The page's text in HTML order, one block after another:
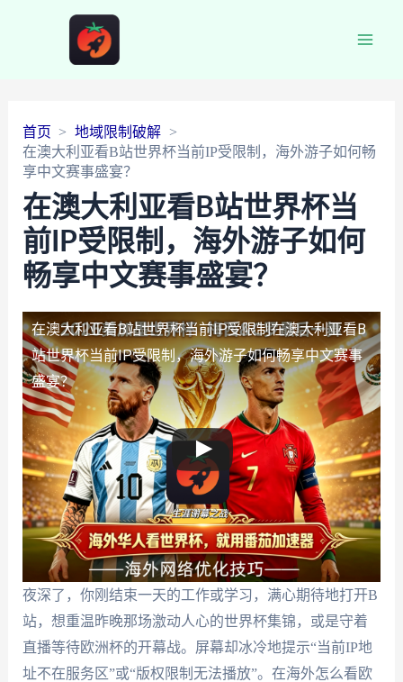
首页
地域限制破解
在澳大利亚看B站世界杯当前IP受限制，海外游子如何畅
享中文赛事盛宴？
在澳大利亚看B站世界杯当
前IP受限制，海外游子如何
畅享中文赛事盛宴？
在澳大利亚看B站世界杯当前IP受限制在澳大利亚看B
站世界杯当前IP受限制，海外游子如何畅享中文赛事
盛宴？
夜深了，你刚结束一天的工作或学习，满心期待地打开B
站，想重温昨晚那场激动人心的世界杯集锦，或是守着
直播等待欧洲杯的开幕战。屏幕却冰冷地提示“当前IP地
址不在服务区”或“版权限制无法播放”。在海外怎么看欧